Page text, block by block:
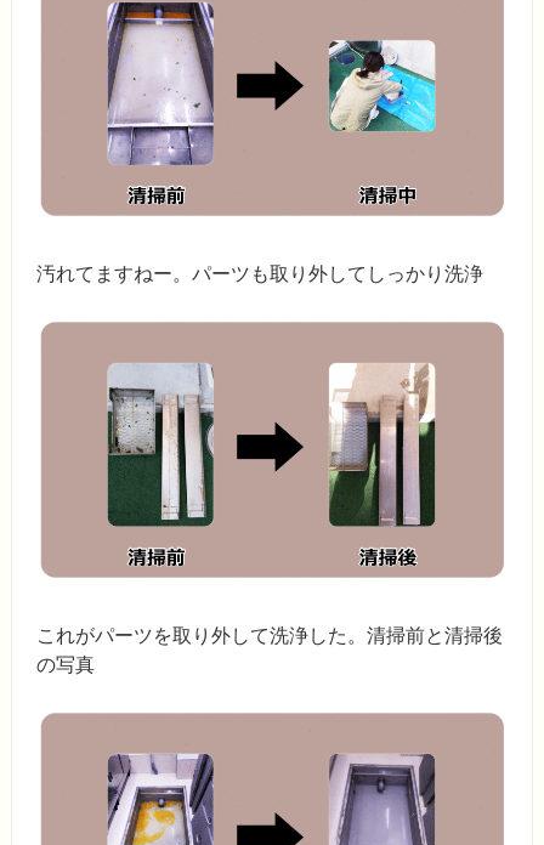
汚れてますねー。パーツも取り外してしっかり洗浄
これがパーツを取り外して洗浄した。清掃前と清掃後
の写真